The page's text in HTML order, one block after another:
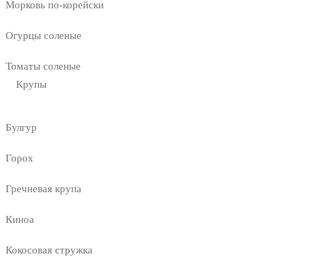
Морковь по-корейски
Огурцы соленые
Томаты соленые
Крупы
Булгур
Горох
Гречневая крупа
Киноа
Кокосовая стружка